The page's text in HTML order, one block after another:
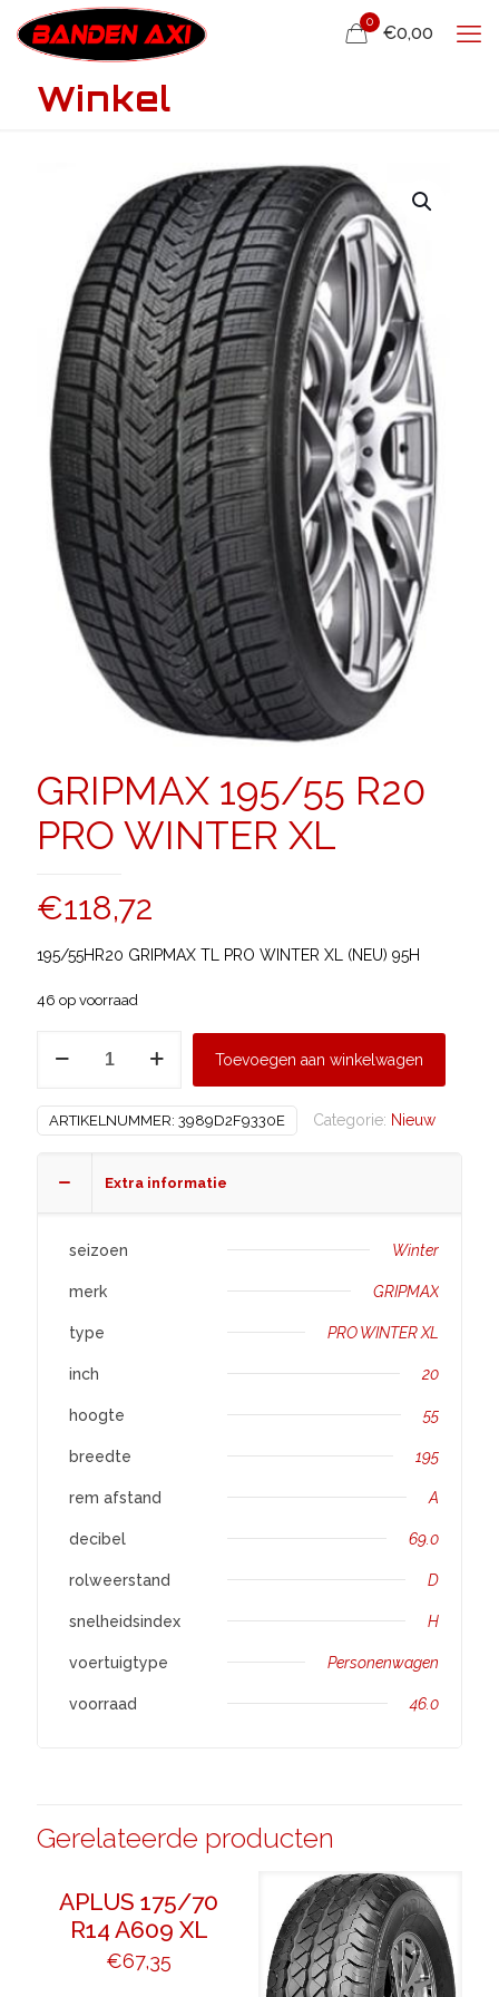
0
€0,00
Winkel
GRIPMAX 195/55 R20
PRO WINTER XL
€118,72
195/55HR20 GRIPMAX TL PRO WINTER XL (NEU) 95H
46 op voorraad
PRO
WINTER
Toevoegen aan winkelwagen
ARTIKELNUMMER: 3989D2F9330E Categorie: Nieuw
Extra informatie
seizoen Winter
merk GRIPMAX
type PRO WINTER XL
inch 20
hoogte 55
breedte 195
rem afstand A
decibel 69.0
rolweerstand D
snelheidsindex H
voertuigtype Personenwagen
voorraad 46.0
Gerelateerde producten
APLUS 175/70
R14 A609 XL
€67,35